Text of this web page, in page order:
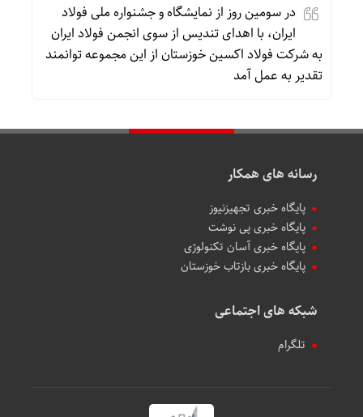
در سومین روز از نمایشگاه و جشنواره ملی فولاد
ایران، با اهدای تندیس از سوی انجمن فولاد ایران
به شرکت فولاد اکسین خوزستان از این مجموعه توانمند
تقدیر به عمل‌ آمد
رسانه های همکار
پایگاه خبری تجهیزنیوز
پایگاه خبری پی نوشت
پایگاه خبری آسان تکنولوژی
پایگاه خبری بازتاب خوزستان
شبکه های اجتماعی
تلگرام